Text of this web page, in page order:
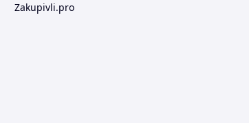
Zakupivli.pro